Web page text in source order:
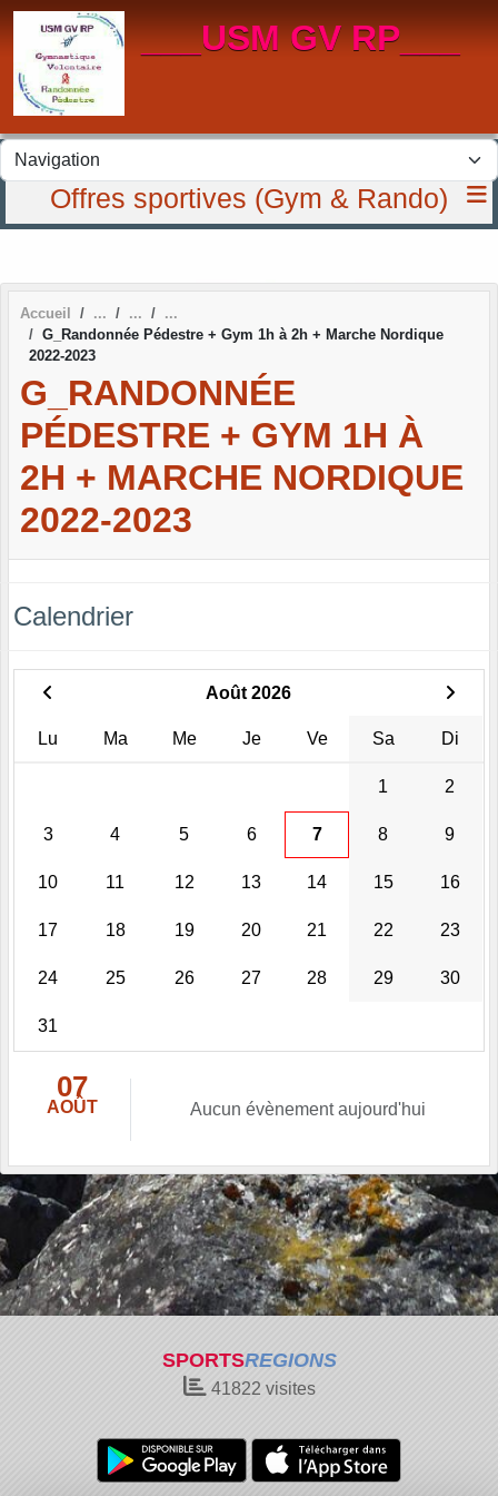
___USM GV RP___
Offres sportives (Gym & Rando)
Accueil
G_Randonnée Pédestre + Gym 1h à 2h + Marche Nordique
2022-2023
G_RANDONNÉE
PÉDESTRE + GYM 1H À
2H + MARCHE NORDIQUE
2022-2023
Calendrier
Août 2026
Lu Ma Me Je Ve Sa Di
1 2
3 4 5 6 7 8 9
10 11 12 13 14 15 16
17 18 19 20 21 22 23
24 25 26 27 28 29 30
31
07
AOÛT Aucun évènement aujourd'hui
SPORTSREGIONS
41822 visites
Panneau de gestion des cookies